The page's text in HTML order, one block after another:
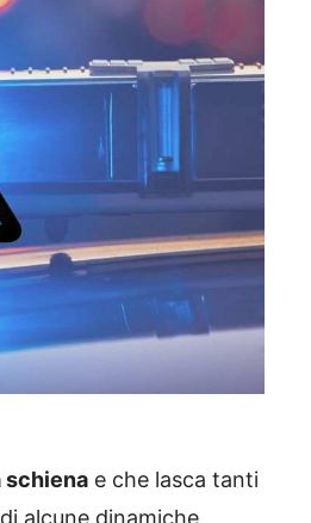
schiena e che lasca tanti
alcune dinamiche